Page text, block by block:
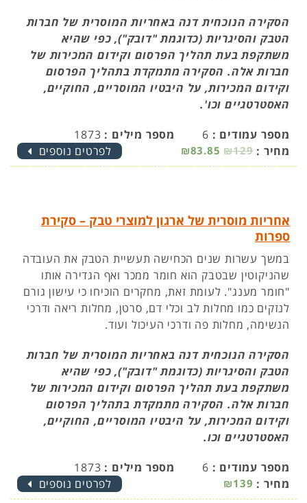
הסקירה הנוכחית דנה באחריות המוסרית של חברות
הטבק והסיגריות (כדוגמת "דובק"), כפי שהיא
משתקפת בעת תהליך הפרסום וקידום המכירות של
חברות אלה. הסקירה מתמקדת בתהליך הפרסום
וקידום המכירות, על היבטיו המוסריים, החוקיים,
האסטרטגיים וכו'.
מספר עמודים : 6 מספר מילים : 1873
מחיר : ₪129
₪83.85 לפרטים נוספים
אחריות מוסרית של ארגון למוצרי טבק – סקירת
ספרות
במשך עשרות שנים הכחישה תעשיית הטבק את העובדה
שהניקוטין שבטבק הוא חומר ממכר ואף הגדירה אותו
"חומר מענג". לעומת זאת, מחקרים הוכיחו כי עישון גורם
לנזקים כמו מחלות לב וכלי דם, סרטן, מחלות ריאה ודרכי
הנשימה, מחלות פה ודרכי העיכול ועוד.
הסקירה הנוכחית דנה באחריות המוסרית של חברות
הטבק והסיגריות (כדוגמת "דובק"), כפי שהיא
משתקפת בעת תהליך הפרסום וקידום המכירות של
חברות אלה. הסקירה מתמקדת בתהליך הפרסום
וקידום המכירות, על היבטיו המוסריים, החוקיים,
האסטרטגיים וכו.
מספר עמודים : 6 מספר מילים : 1873
מחיר : ₪139 לפרטים נוספים